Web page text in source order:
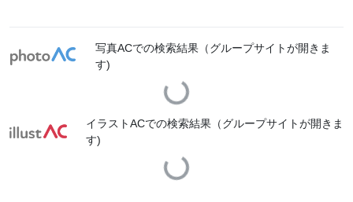
写真ACでの検索結果（グループサイトが開きま
す)
Loading...
イラストACでの検索結果（グループサイトが開きま
す)
Loading...